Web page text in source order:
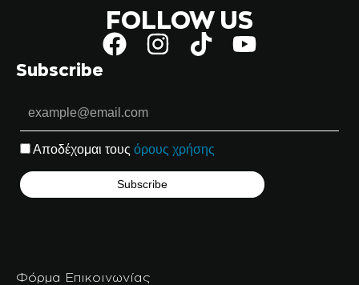
FOLLOW US
Subscribe
Αποδέχομαι τους όρους χρήσης
Φόρμα Επικοινωνίας